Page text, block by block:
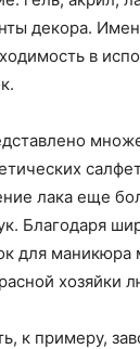
декора.
в
лака еще
Благодаря
для
хозяйки
к примеру,